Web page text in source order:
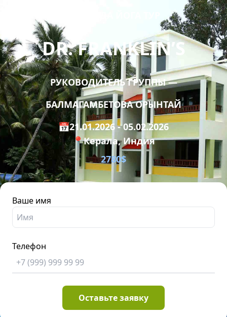
DR. FRANKLIN’S
РУКОВОДИТЕЛЬ ГРУППЫ —
БАЛМАГАМБЕТОВА ОРЫНТАЙ
📅21.01.2026 - 05.02.2026
📍Керала, Индия
2780$
Ваше имя
Телефон